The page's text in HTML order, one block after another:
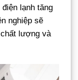
lạnh tăng
nghiệp sẽ
lượng và